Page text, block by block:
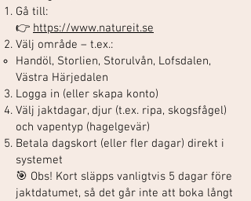
Gå till:
👉 https://www.natureit.se
Välj område – t.ex.:
Handöl, Storlien, Storulvån, Lofsdalen,
Västra Härjedalen
Logga in (eller skapa konto)
Välj jaktdagar, djur (t.ex. ripa, skogsfågel)
och vapentyp (hagelgevär)
Betala dagskort (eller fler dagar) direkt i
systemet
🎯 Obs! Kort släpps vanligtvis 5 dagar före
jaktdatumet, så det går inte att boka långt